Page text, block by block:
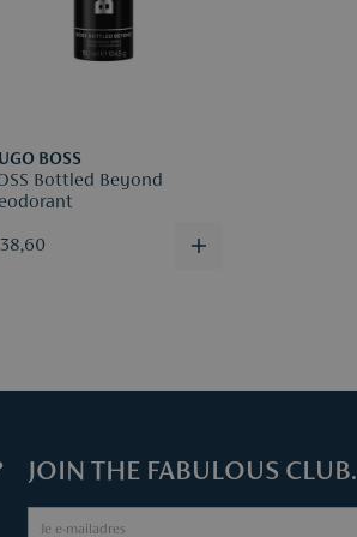
info vind je
BOSS
Bottled Beyond
JOIN THE FABULOUS CLUB.